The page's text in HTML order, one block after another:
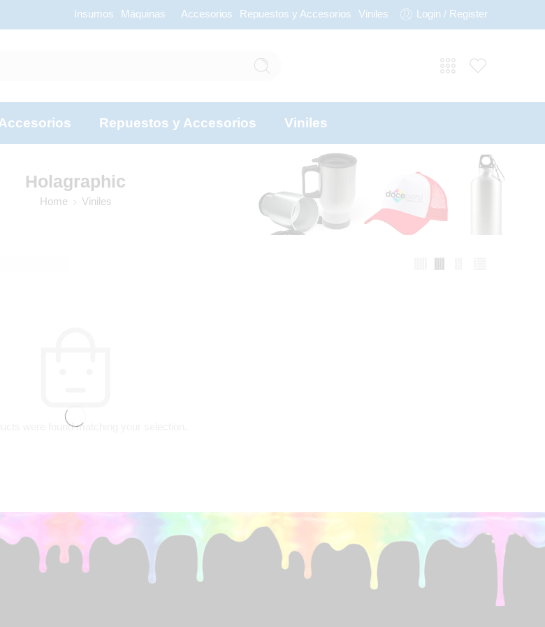
Insumos Máquinas Accesorios Repuestos y Accesorios Viniles Login / Register
Repuestos y Accesorios Viniles
Holagraphic
Home Viniles
were found matching your selection.